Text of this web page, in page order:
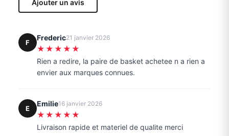
Ajouter un avis
F
Frederic21 janvier 2026
★★★★★
Rien a redire, la paire de basket achetee n a rien a
envier aux marques connues.
E
Emilie16 janvier 2026
★★★★★
Livraison rapide et materiel de qualite merci